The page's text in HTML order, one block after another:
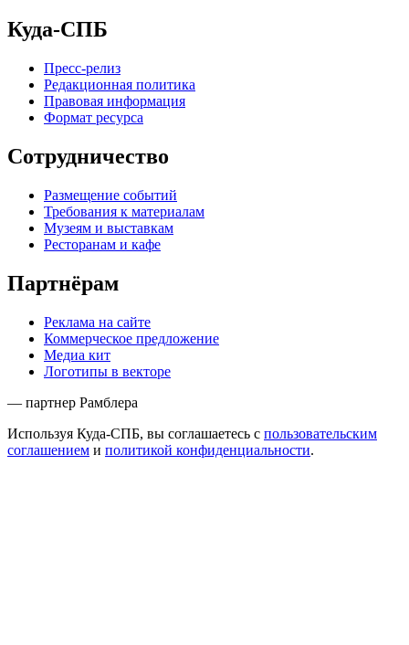
Куда-СПБ
Пресс-релиз
Редакционная политика
Правовая информация
Формат ресурса
Сотрудничество
Размещение событий
Требования к материалам
Музеям и выставкам
Ресторанам и кафе
Партнёрам
Реклама на сайте
Коммерческое предложение
Медиа кит
Логотипы в векторе
— партнер Рамблера
Используя Куда-СПБ, вы соглашаетесь с пользовательским
соглашением и политикой конфиденциальности.